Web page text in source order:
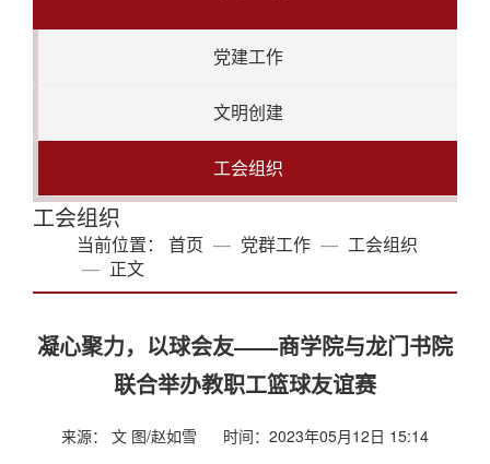
党建工作
文明创建
工会组织
工会组织
当前位置： 首页 党群工作
工会组织
正文
凝心聚力，以球会友——商学院与龙门书院
联合举办教职工篮球友谊赛
来源： 文 图/赵如雪 时间：2023年05月12日 15:14